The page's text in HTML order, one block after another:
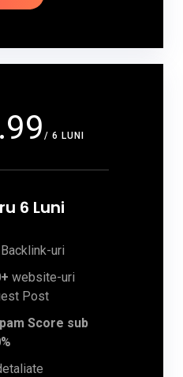
/ 6 LUNI
6 Luni
Backlink-uri
website-uri
Post
Score sub